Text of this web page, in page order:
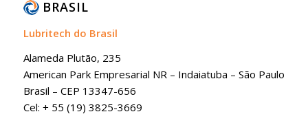
BRASIL
Lubritech do Brasil
Alameda Plutão, 235
American Park Empresarial NR – Indaiatuba – São Paulo
Brasil – CEP 13347-656
Cel: + 55 (19) 3825-3669